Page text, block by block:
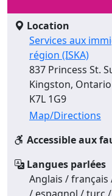
Location
Services aux
région (ISKA)
837 Princess St.
Kingston, Ontario
K7L 1G9
Map/Directions
Accessible aux
Langues parlées
Anglais /